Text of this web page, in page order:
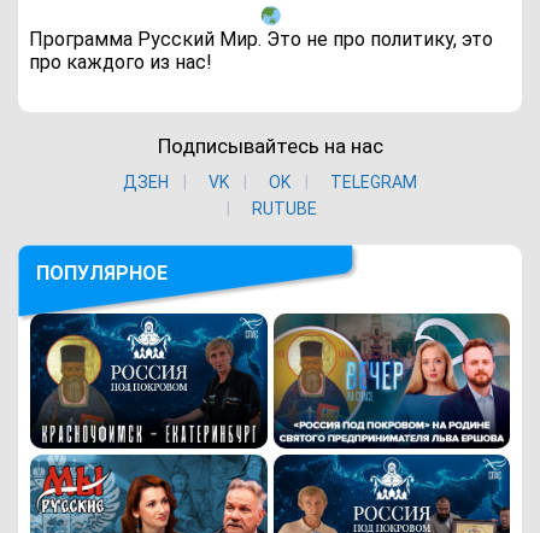
Программа Русский Мир. Это не про политику, это
про каждого из нас!
Подписывайтесь на нас
ДЗЕН VK ОK
TELEGRAM
RUTUBE
ПОПУЛЯРНОЕ